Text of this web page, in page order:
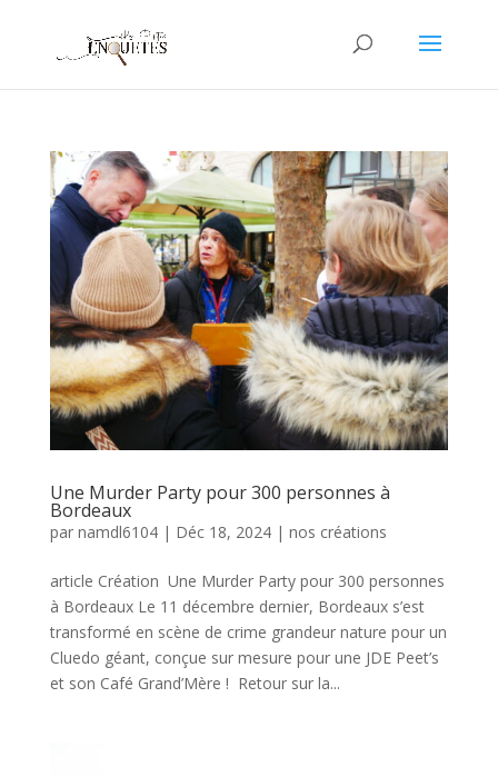
Une Murder Party pour 300 personnes à
Bordeaux
par namdl6104| Déc 18, 2024| nos créations
article Création Une Murder Party pour 300 personnes
à Bordeaux Le 11 décembre dernier, Bordeaux s’est
transformé en scène de crime grandeur nature pour un
Cluedo géant, conçue sur mesure pour une JDE Peet’s
et son Café Grand’Mère ! Retour sur la...